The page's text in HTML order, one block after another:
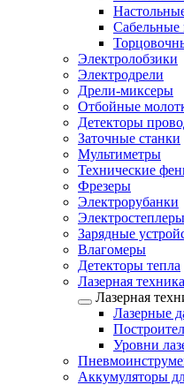
Электролобзики
Электродрели
Дрели-миксеры
Отбойные
Детекторы
Заточные станки
Мультиметры
Технические
Фрезеры
Электрорубанки
Электростеплеры
Зарядные
Влагомеры
Детекторы тепла
Лазерная техника
Лазерная
Лазерные
Уровни
Аккумуляторы